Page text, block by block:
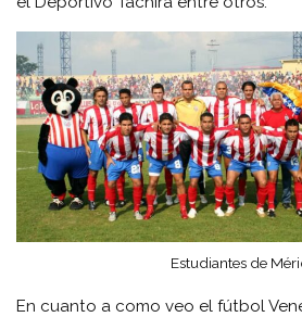
Estudiantes de
En cuanto a como veo el fútbol